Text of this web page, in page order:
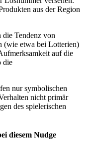
aus der Region
Tendenz von
(wie etwa bei Lotterien)
auf die
die
nur symbolischen
nicht primär
des spielerischen
diesem Nudge